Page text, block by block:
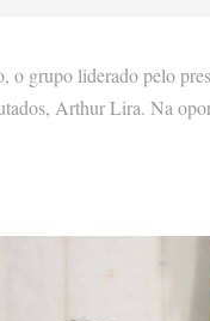
o grupo liderado pelo
Arthur Lira. Na